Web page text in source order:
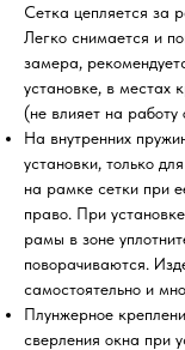
Сетка цепляется за
Легко снимается и
замера,
установке, в местах
(не влияет на работу
На внутренних
установки, только
на рамке сетки при
право. При
рамы в зоне
поворачиваются.
самостоятельно и
Плунжерное
сверления окна при